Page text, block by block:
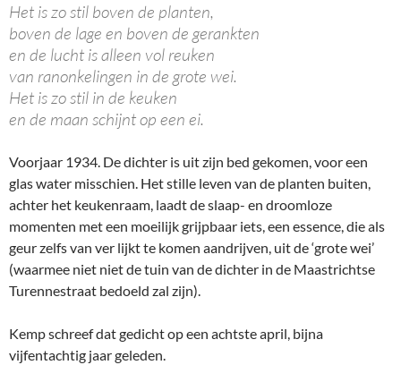
Het is zo stil boven de planten,
boven de lage en boven de gerankten
en de lucht is alleen vol reuken
van ranonkelingen in de grote wei.
Het is zo stil in de keuken
en de maan schijnt op een ei.
Voorjaar 1934. De dichter is uit zijn bed gekomen, voor een
glas water misschien. Het stille leven van de planten buiten,
achter het keukenraam, laadt de slaap- en droomloze
momenten met een moeilijk grijpbaar iets, een essence, die als
geur zelfs van ver lijkt te komen aandrijven, uit de ‘grote wei’
(waarmee niet niet de tuin van de dichter in de Maastrichtse
Turennestraat bedoeld zal zijn).
Kemp schreef dat gedicht op een achtste april, bijna
vijfentachtig jaar geleden.